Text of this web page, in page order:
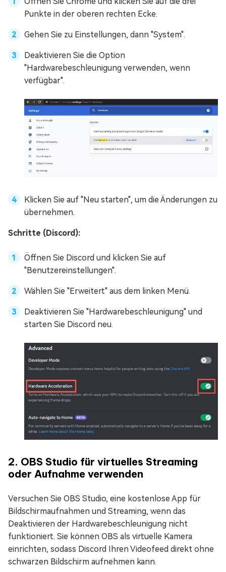
Punkte in der oberen rechten Ecke.
Gehen Sie zu Einstellungen, dann "System".
Deaktivieren Sie die Option
"Hardwarebeschleunigung verwenden, wenn
verfügbar".
Klicken Sie auf "Neu starten", um die Änderungen zu
übernehmen.
Schritte (Discord):
Öffnen Sie Discord und klicken Sie auf
"Benutzereinstellungen".
Wählen Sie "Erweitert" aus dem linken Menü.
Deaktivieren Sie "Hardwarebeschleunigung" und
starten Sie Discord neu.
2. OBS Studio für virtuelles Streaming
oder Aufnahme verwenden
Versuchen Sie OBS Studio, eine kostenlose App für
Bildschirmaufnahmen und Streaming, wenn das
Deaktivieren der Hardwarebeschleunigung nicht
funktioniert. Sie können OBS als virtuelle Kamera
einrichten, sodass Discord Ihren Videofeed direkt ohne
schwarzen Bildschirm aufnehmen kann.